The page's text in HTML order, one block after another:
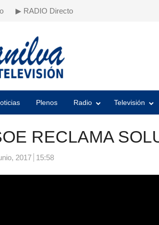
▶ RADIO Directo
Plenos Radio Televisión
RECLAMA
2017 15:58